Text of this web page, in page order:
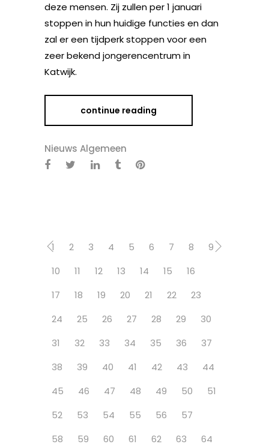
deze mensen. Zij zullen per 1 januari
stoppen in hun huidige functies en dan
zal er een tijdperk stoppen voor een
zeer bekend jongerencentrum in
Katwijk.
continue reading
Nieuws Algemeen
1 2 3 4 5 6 7 8
9
10
11 12 13 14 15
16
17
18 19 20 21 22
23
24
25 26 27 28 29
30
31
32 33 34 35 36
37
38
39 40 41 42 43
44
45
46 47 48 49 50
51
52
53 54 55 56
57
58
59 60 61 62 63 64